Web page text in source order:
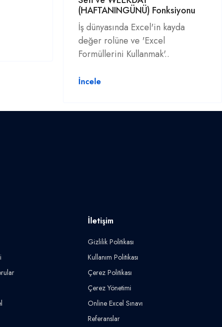
(HAFTANINGÜNÜ) Fonksiyonu
İş dünyasında Excel'in kayda
değer rolüne ve 'Excel
Formüllerini Kullanmak'..
İncele
İletişim
Gizlilik Politikası
Kullanım Politikası
Çerez Politikası
Çerez Yönetimi
Online Excel Sınavı
Referanslar